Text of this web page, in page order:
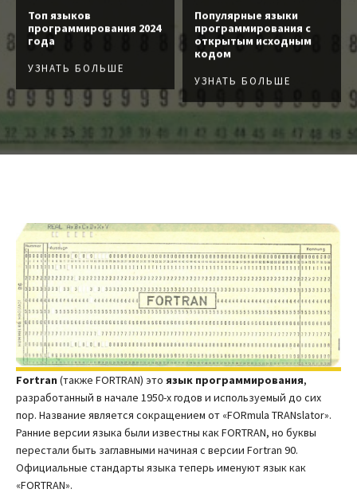
Топ языков
программирования 2024
года
УЗНАТЬ БОЛЬШЕ
Популярные языки
программирования с
открытым исходным
кодом
УЗНАТЬ БОЛЬШЕ
Fortran (также FORTRAN) это язык программирования,
разработанный в начале 1950-х годов и используемый до сих
пор. Название является сокращением от «FORmula TRANslator».
Ранние версии языка были известны как FORTRAN, но буквы
перестали быть заглавными начиная с версии Fortran 90.
Официальные стандарты языка теперь именуют язык как
«FORTRAN».